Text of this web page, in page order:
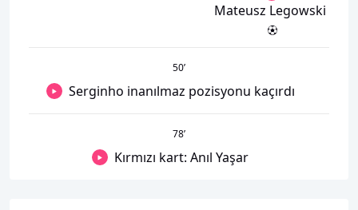
Mateusz Legowski
50’
Serginho inanılmaz pozisyonu kaçırdı
78’
Kırmızı kart: Anıl Yaşar